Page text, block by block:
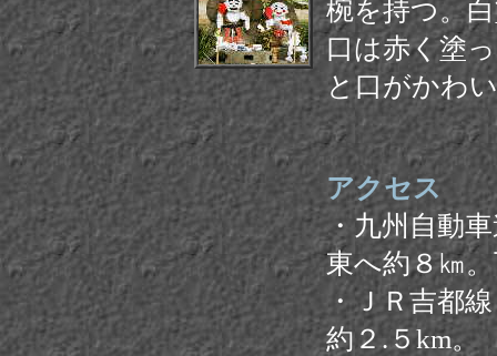
椀を持つ。
口は赤く塗
と口がかわ
アクセス
・九州自動
東へ約８㎞
・ＪＲ吉都
約２.５km。